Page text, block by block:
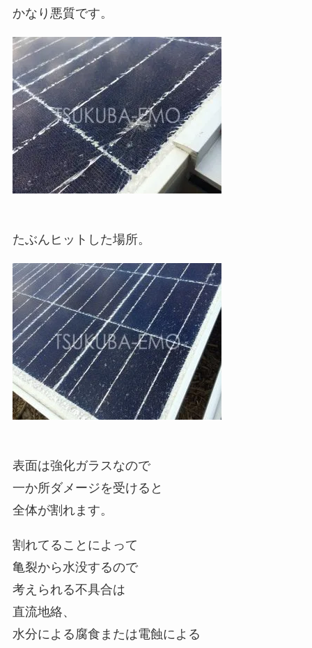
かなり悪質です。
たぶんヒットした場所。
表面は強化ガラスなので
一か所ダメージを受けると
全体が割れます。
割れてることによって
亀裂から水没するので
考えられる不具合は
直流地絡、
水分による腐食または電蝕による